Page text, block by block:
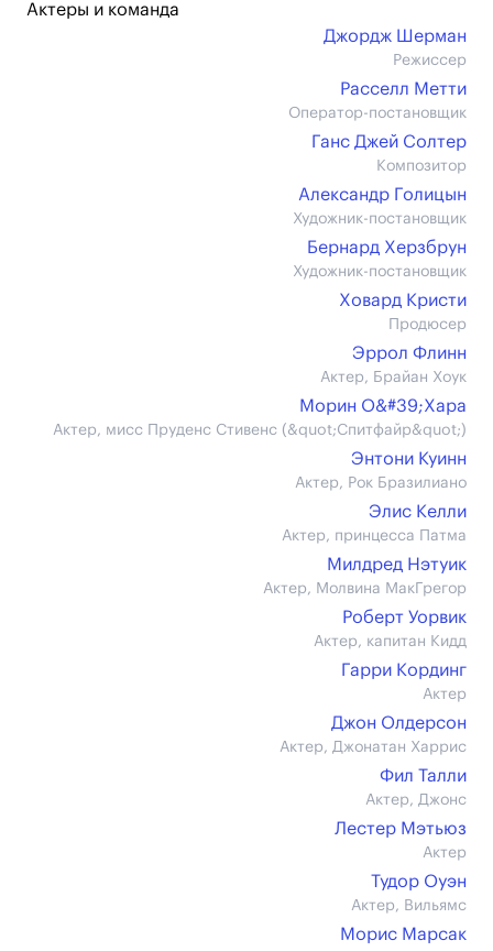
Актеры и команда
Джордж Шерман
Режиссер
Расселл Метти
Оператор-постановщик
Ганс Джей Солтер
Композитор
Александр Голицын
Художник-постановщик
Бернард Херзбрун
Художник-постановщик
Ховард Кристи
Продюсер
Эррол Флинн
Актер, Брайан Хоук
Морин О&#39;Хара
Актер, мисс Пруденс Стивенс (&quot;Спитфайр&quot;)
Энтони Куинн
Актер, Рок Бразилиано
Элис Келли
Актер, принцесса Патма
Милдред Нэтуик
Актер, Молвина МакГрегор
Роберт Уорвик
Актер, капитан Кидд
Гарри Кординг
Актер
Джон Олдерсон
Актер, Джонатан Харрис
Фил Талли
Актер, Джонс
Лестер Мэтьюз
Актер
Тудор Оуэн
Актер, Вильямс
Морис Марсак